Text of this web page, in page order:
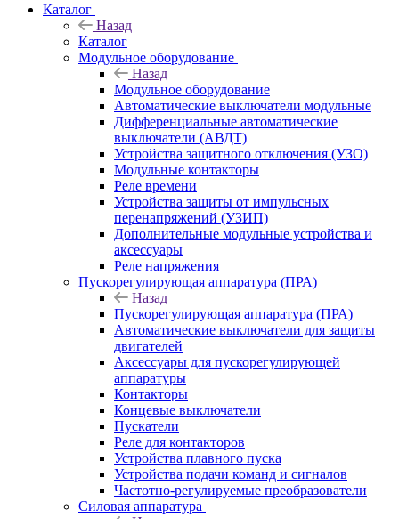
Каталог
Назад
Каталог
Модульное оборудование
Назад
Модульное оборудование
Автоматические выключатели модульные
Дифференциальные автоматические
выключатели (АВДТ)
Устройства защитного отключения (УЗО)
Модульные контакторы
Реле времени
Устройства защиты от импульсных
перенапряжений (УЗИП)
Дополнительные модульные устройства и
аксессуары
Реле напряжения
Пускорегулирующая аппаратура (ПРА)
Назад
Пускорегулирующая аппаратура (ПРА)
Автоматические выключатели для защиты
двигателей
Аксессуары для пускорегулирующей
аппаратуры
Контакторы
Концевые выключатели
Пускатели
Реле для контакторов
Устройства плавного пуска
Устройства подачи команд и сигналов
Частотно-регулируемые преобразователи
Силовая аппаратура